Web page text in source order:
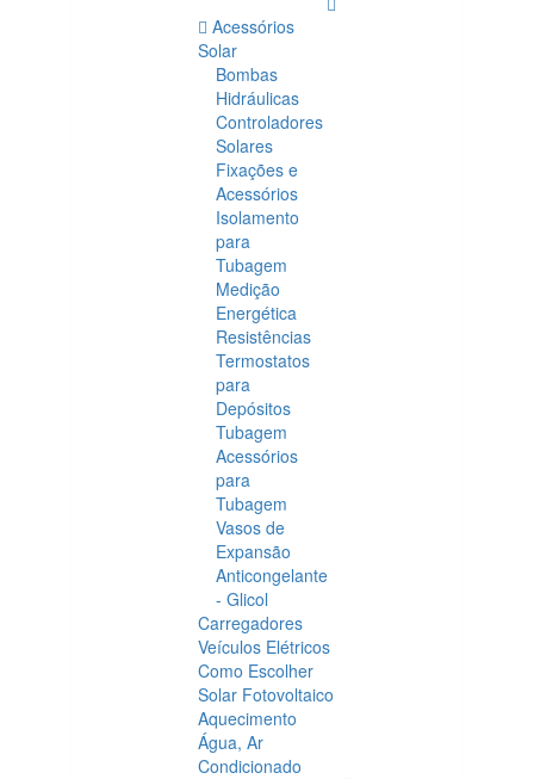
Acessórios
Solar
Bombas
Hidráulicas
Controladores
Solares
Fixações e
Acessórios
Isolamento
para
Tubagem
Medição
Energética
Resistências
Termostatos
para
Depósitos
Tubagem
Acessórios
para
Tubagem
Vasos de
Expansão
Anticongelante
- Glicol
Carregadores
Veículos Elétricos
Como Escolher
Solar Fotovoltaico
Aquecimento
Água, Ar
Condicionado